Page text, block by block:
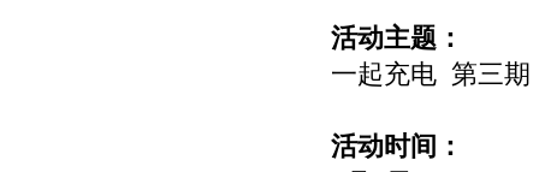
活动主题：
一起充电 第三期
活动时间：